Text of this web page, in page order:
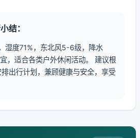
结：
度71%，东北风5-6级，降水
，适合各类户外休闲活动。 建议根
出行计划，兼顾健康与安全，享受